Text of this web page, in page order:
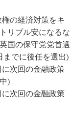
の経済対策をキ
リプル安になるな
国の保守党党首選
までに後任を選出)
に次回の金融政策
)
次回の金融政策